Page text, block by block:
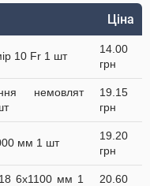
Ціна
10 Fr 1 шт
14.00
грн
немовлят
19.15
грн
мм 1 шт
19.20
грн
6х1100 мм 1
20.60